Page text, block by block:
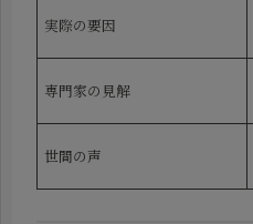
実際の要因
専門家の見解
世間の声